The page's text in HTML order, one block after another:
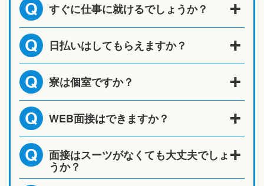
Q すぐに仕事に就けるでしょうか？
Q 日払いはしてもらえますか？
Q 寮は個室ですか？
Q WEB面接はできますか？
Q 面接はスーツがなくても大丈夫でしょ
うか？